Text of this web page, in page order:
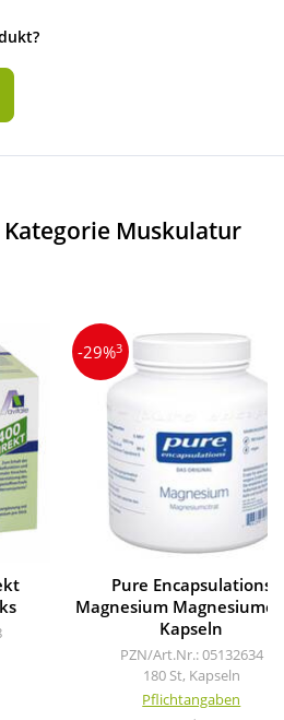
Muskulatur
-29%3
Pure Encapsulations
Magnesium
Kapseln
PZN/Art.Nr.: 05132634
180 St, Kapseln
Pflichtangaben